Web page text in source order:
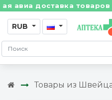
товаров для
RUB
Товары из